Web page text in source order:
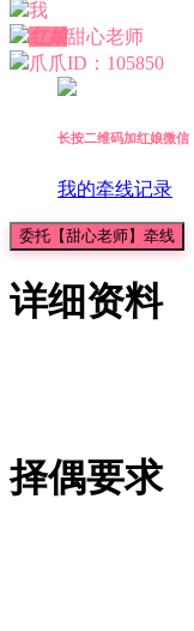
我
红娘甜心老师
爪爪ID：105850
长按二维码加红娘微信
我的牵线记录
委托【甜心老师】牵线
详细资料
择偶要求